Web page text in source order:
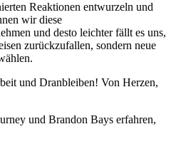
Reaktionen entwurzeln und
wir diese
und desto leichter fällt es uns,
zurückzufallen, sondern neue
und Dranbleiben! Von Herzen,
und Brandon Bays erfahren,